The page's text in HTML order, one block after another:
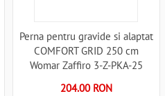
Perna pentru gravide si alaptat
COMFORT GRID 250 cm
Womar Zaffiro 3-Z-PKA-25
204.00 RON